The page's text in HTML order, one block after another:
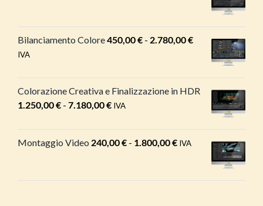
da
1.260,00 €
Bilanciamento Colore450,00€ - 2.780,00€ Fascia
prezzo:
da
450,00 €
IVA
Colorazione Creativa e Finalizzazione in HDR
1.250,00€ - 7.180,00€ Fascia
prezzo:
da
IVA
Montaggio Video 240,00€ - 1.800,00€ Fascia
da
IVA